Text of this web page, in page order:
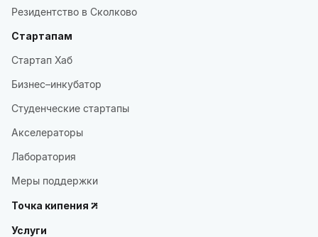
Резидентство в Сколково
Стартапам
Стартап Хаб
Бизнес–инкубатор
Студенческие стартапы
Акселераторы
Лаборатория
Меры поддержки
Точка кипения
Услуги